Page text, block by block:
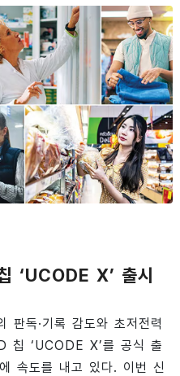
‘UCODE X’ 출시
판독·기록 감도와 초저전력
칩 ‘UCODE X’를 공식 출
속도를 내고 있다. 이번 신